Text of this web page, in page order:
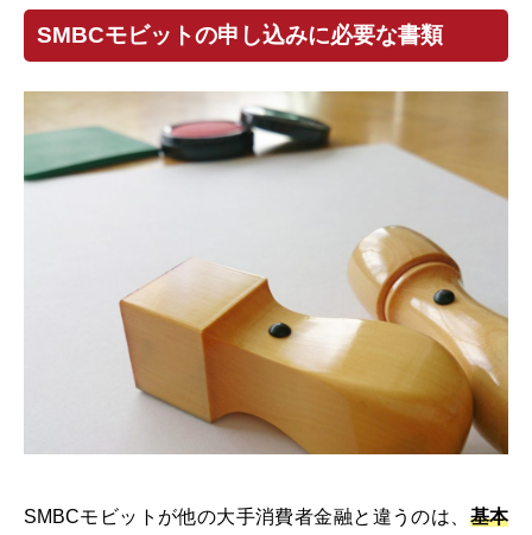
SMBCモビットの申し込みに必要な書類
SMBCモビットが他の大手消費者金融と違うのは、 基本